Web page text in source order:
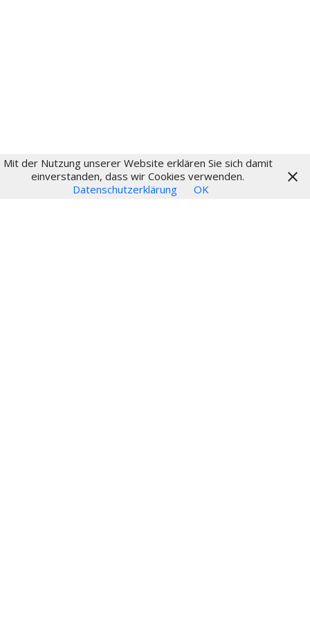
© 2024
Mit der Nutzung unserer Website erklären Sie sich damit
einverstanden, dass wir Cookies verwenden.
Datenschutzerklärung
OK